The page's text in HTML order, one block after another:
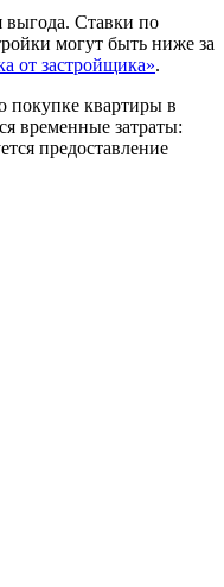
выгода. Ставки по
могут быть ниже за
от застройщика».
покупке квартиры в
временные затраты:
предоставление